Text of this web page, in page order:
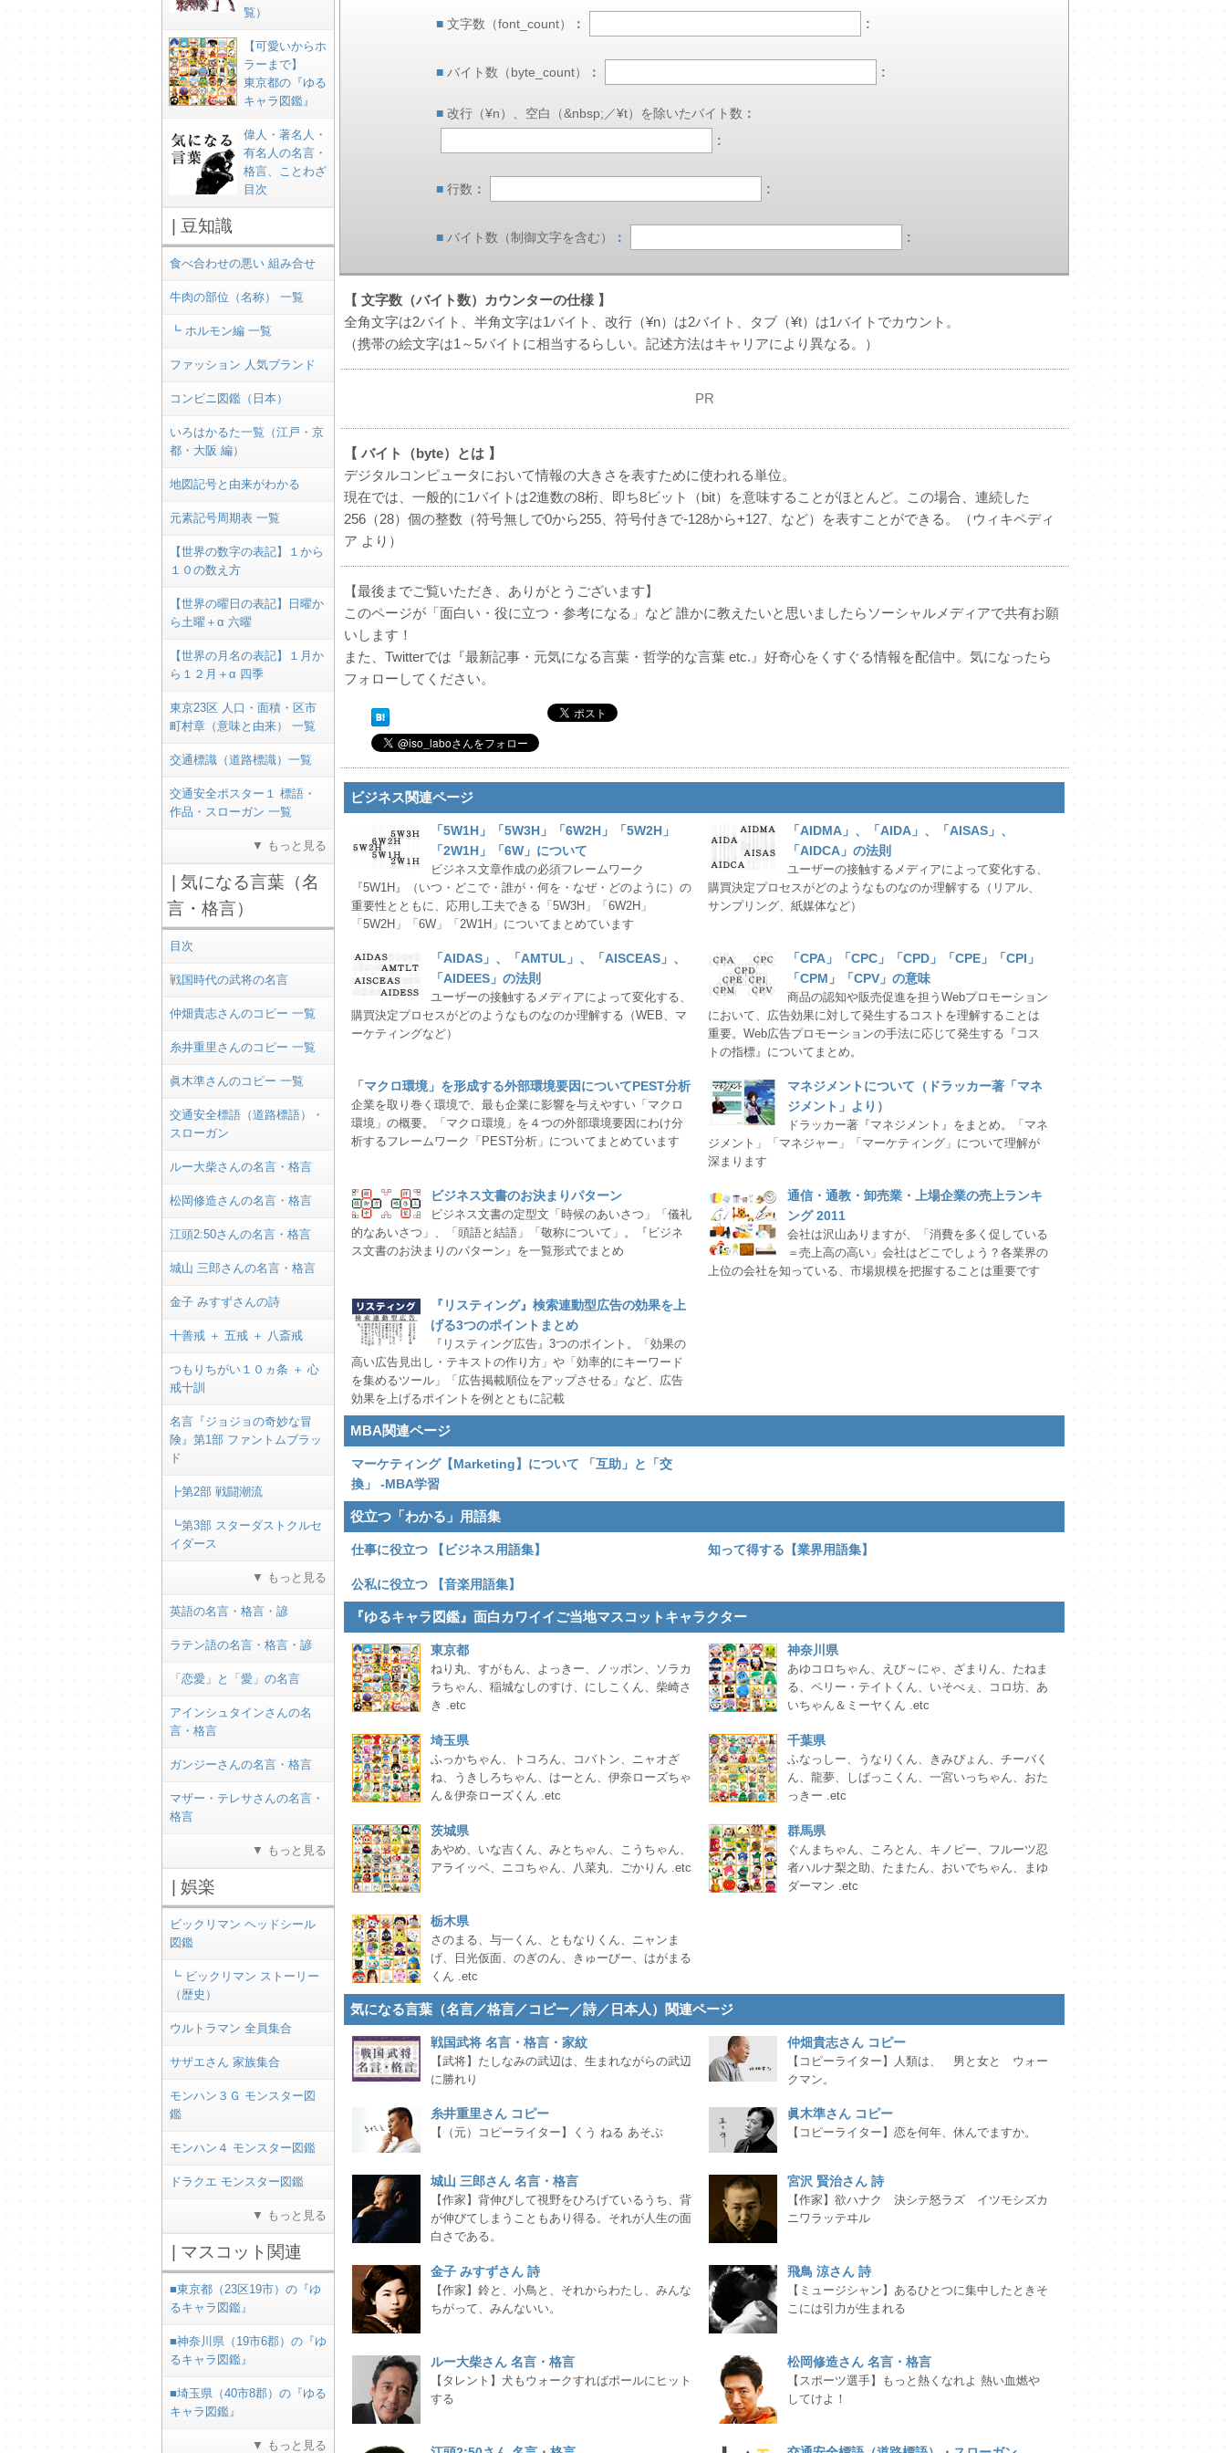
覧）
【可愛いからホ
ラーまで】
東京都の『ゆる
キャラ図鑑』
偉人・著名人・
有名人の名言・
格言、ことわざ
目次
| 豆知識
食べ合わせの悪い 組み合せ
牛肉の部位（名称） 一覧
┗ ホルモン編 一覧
ファッション 人気ブランド
コンビニ図鑑（日本）
いろはかるた一覧（江戸・京
都・大阪 編）
地図記号と由来がわかる
元素記号周期表 一覧
【世界の数字の表記】１から
１０の数え方
【世界の曜日の表記】日曜か
ら土曜＋α 六曜
【世界の月名の表記】１月か
ら１２月＋α 四季
東京23区 人口・面積・区市
町村章（意味と由来） 一覧
交通標識（道路標識）一覧
交通安全ポスター１ 標語・
作品・スローガン 一覧
▼ もっと見る
| 気になる言葉（名
言・格言）
目次
戦国時代の武将の名言
仲畑貴志さんのコピー 一覧
糸井重里さんのコピー 一覧
眞木準さんのコピー 一覧
交通安全標語（道路標語）・
スローガン
ルー大柴さんの名言・格言
松岡修造さんの名言・格言
江頭2:50さんの名言・格言
城山 三郎さんの名言・格言
金子 みすずさんの詩
十善戒 ＋ 五戒 ＋ 八斎戒
つもりちがい１０ヵ条 ＋ 心
戒十訓
名言『ジョジョの奇妙な冒
険』第1部 ファントムブラッ
ド
┣第2部 戦闘潮流
┗第3部 スターダストクルセ
イダース
▼ もっと見る
英語の名言・格言・諺
ラテン語の名言・格言・諺
「恋愛」と「愛」の名言
アインシュタインさんの名
言・格言
ガンジーさんの名言・格言
マザー・テレサさんの名言・
格言
▼ もっと見る
| 娯楽
ビックリマン ヘッドシール
図鑑
┗ ビックリマン ストーリー
（歴史）
ウルトラマン 全員集合
サザエさん 家族集合
モンハン３Ｇ モンスター図
鑑
モンハン４ モンスター図鑑
ドラクエ モンスター図鑑
▼ もっと見る
| マスコット関連
■東京都（23区19市）の『ゆ
るキャラ図鑑』
■神奈川県（19市6郡）の『ゆ
るキャラ図鑑』
■埼玉県（40市8郡）の『ゆる
キャラ図鑑』
▼ もっと見る
■ 文字数（font_count） ： :
■ バイト数（byte_count） ： :
■ 改行（¥n）、空白（&nbsp;／¥t）を除いたバイト数 ：
:
■ 行数 ： :
■ バイト数（制御文字を含む） ： :
【 文字数（バイト数）カウンターの仕様 】
全角文字は2バイト、半角文字は1バイト、改行（¥n）は2バイト、タブ（¥t）は1バイトでカウント。
（携帯の絵文字は1～5バイトに相当するらしい。記述方法はキャリアにより異なる。）
PR
【 バイト（byte）とは 】
デジタルコンピュータにおいて情報の大きさを表すために使われる単位。
現在では、一般的に1バイトは2進数の8桁、即ち8ビット（bit）を意味することがほとんど。この場合、連続した
256（28）個の整数（符号無しで0から255、符号付きで-128から+127、など）を表すことができる。（ウィキペディ
ア より）
【最後までご覧いただき、ありがとうございます】
このページが「面白い・役に立つ・参考になる」など 誰かに教えたいと思いましたらソーシャルメディアで共有お願
いします！
また、Twitterでは『最新記事・元気になる言葉・哲学的な言葉 etc.』好奇心をくすぐる情報を配信中。気になったら
フォローしてください。
ビジネス関連ページ
「5W1H」「5W3H」「6W2H」「5W2H」
「2W1H」「6W」について
ビジネス文章作成の必須フレームワーク
『5W1H』（いつ・どこで・誰が・何を・なぜ・どのように）の
重要性とともに、応用し工夫できる「5W3H」「6W2H」
「5W2H」「6W」「2W1H」についてまとめています
「AIDMA」、「AIDA」、「AISAS」、
「AIDCA」の法則
ユーザーの接触するメディアによって変化する、
購買決定プロセスがどのようなものなのか理解する（リアル、
サンプリング、紙媒体など）
「AIDAS」、「AMTUL」、「AISCEAS」、
「AIDEES」の法則
ユーザーの接触するメディアによって変化する、
購買決定プロセスがどのようなものなのか理解する（WEB、マ
ーケティングなど）
「CPA」「CPC」「CPD」「CPE」「CPI」
「CPM」「CPV」の意味
商品の認知や販売促進を担うWebプロモーション
において、広告効果に対して発生するコストを理解することは
重要。Web広告プロモーションの手法に応じて発生する『コス
トの指標』についてまとめ。
「マクロ環境」を形成する外部環境要因についてPEST分析
企業を取り巻く環境で、最も企業に影響を与えやすい「マクロ
環境」の概要。「マクロ環境」を４つの外部環境要因にわけ分
析するフレームワーク「PEST分析」についてまとめています
マネジメントについて（ドラッカー著「マネ
ジメント」より）
ドラッカー著『マネジメント』をまとめ。「マネ
ジメント」「マネジャー」「マーケティング」について理解が
深まります
ビジネス文書のお決まりパターン
ビジネス文書の定型文「時候のあいさつ」「儀礼
的なあいさつ」、「頭語と結語」「敬称について」。『ビジネ
ス文書のお決まりのパターン』を一覧形式でまとめ
通信・通教・卸売業・上場企業の売上ランキ
ング 2011
会社は沢山ありますが、「消費を多く促している
＝売上高の高い」会社はどこでしょう？各業界の
上位の会社を知っている、市場規模を把握することは重要です
『リスティング』検索連動型広告の効果を上
げる3つのポイントまとめ
『リスティング広告』3つのポイント。「効果の
高い広告見出し・テキストの作り方」や「効率的にキーワード
を集めるツール」「広告掲載順位をアップさせる」など、広告
効果を上げるポイントを例とともに記載
MBA関連ページ
マーケティング【Marketing】について 「互助」と「交
換」 -MBA学習
役立つ「わかる」用語集
仕事に役立つ 【ビジネス用語集】 知って得する【業界用語集】
公私に役立つ 【音楽用語集】
『ゆるキャラ図鑑』面白カワイイご当地マスコットキャラクター
東京都
ねり丸、すがもん、よっきー、ノッポン、ソラカ
ラちゃん、稲城なしのすけ、にしこくん、柴崎さ
き .etc
神奈川県
あゆコロちゃん、えび～にゃ、ざまりん、たねま
る、ペリー・テイトくん、いそべぇ、コロ坊、あ
いちゃん＆ミーヤくん .etc
埼玉県
ふっかちゃん、トコろん、コバトン、ニャオざ
ね、うきしろちゃん、はーとん、伊奈ローズちゃ
ん＆伊奈ローズくん .etc
千葉県
ふなっしー、うなりくん、きみぴょん、チーバく
ん、龍夢、しばっこくん、一宮いっちゃん、おた
っきー .etc
茨城県
あやめ、いな吉くん、みとちゃん、こうちゃん、
アライッペ、ニコちゃん、八菜丸、ごかりん .etc
群馬県
ぐんまちゃん、ころとん、キノピー、フルーツ忍
者ハルナ梨之助、たまたん、おいでちゃん、まゆ
ダーマン .etc
栃木県
さのまる、与一くん、ともなりくん、ニャンま
げ、日光仮面、のぎのん、きゅーびー、はがまる
くん .etc
気になる言葉（名言／格言／コピー／詩／日本人）関連ページ
戦国武将 名言・格言・家紋
【武将】たしなみの武辺は、生まれながらの武辺
に勝れり
仲畑貴志さん コピー
【コピーライター】人類は、 男と女と ウォー
クマン。
糸井重里さん コピー
【（元）コピーライター】くう ねる あそぶ
眞木準さん コピー
【コピーライター】恋を何年、休んでますか。
城山 三郎さん 名言・格言
【作家】背伸びして視野をひろげているうち、背
が伸びてしまうこともあり得る。それが人生の面
白さである。
宮沢 賢治さん 詩
【作家】欲ハナク 決シテ怒ラズ イツモシズカ
ニワラッテヰル
金子 みすずさん 詩
【作家】鈴と、小鳥と、それからわたし、みんな
ちがって、みんないい。
飛鳥 涼さん 詩
【ミュージシャン】あるひとつに集中したときそ
こには引力が生まれる
ルー大柴さん 名言・格言
【タレント】犬もウォークすればポールにヒット
する
松岡修造さん 名言・格言
【スポーツ選手】もっと熱くなれよ 熱い血燃や
してけよ！